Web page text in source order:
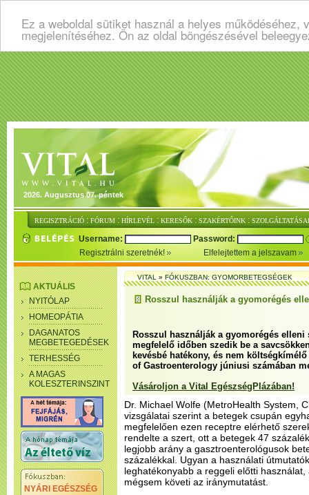
Ez a weboldal sütiket használ a helyes
megjelenítéséhez. Ön az oldal böngészésével
2026. Augusztus 07. péntek
REGISZTRÁCIÓ : FÓRUM : HÍRLEVÉL : KERESŐK : SZAKÉRTŐINK :
Username:
Password:
Regisztrálni szeretnék!
Elfelejtettem a jelszavam
AKTUÁLIS
NYITÓLAP
HOMEOPÁTIA
DAGANATOS
MEGBETEGEDÉSEK
TERHESSÉG
A MAGAS
KOLESZTERINSZINT
NYÁRI EGÉSZSÉG
VITAL»FÓKUSZBAN: GYOMORBETEGSÉGEK
Rosszul használják a gyomorégés
Rosszul használják a gyomorégés elleni
megfelelő időben szedik be a
kevésbé hatékony, és nem
of Gastroenterology júniusi számában
Vásároljon a Vital EgészségPlázában!
Dr. Michael Wolfe (MetroHealth System,
vizsgálatai szerint a betegek csupán
megfelelően ezen receptre elérhető
rendelte a szert, ott a betegek 47
legjobb arány a gasztroenterológusok
százalékkal. Ugyan a használati
leghatékonyabb a reggeli előtti
mégsem követi az iránymutatást.